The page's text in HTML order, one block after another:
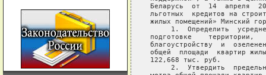
Беларусь  от  14  апреля
льготных  кредитов на
жилых помещений» Минский
1.  Определить
подготовке    территории,
благоустройству  и
общей  площади  квартир
122,668 тыс. руб.
2.  Утвердить